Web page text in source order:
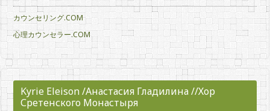
カウンセリング.COM
心理カウンセラー.COM
Kyrie Eleison /Анастасия Гладилина //Хор
Сретенского Монастыря